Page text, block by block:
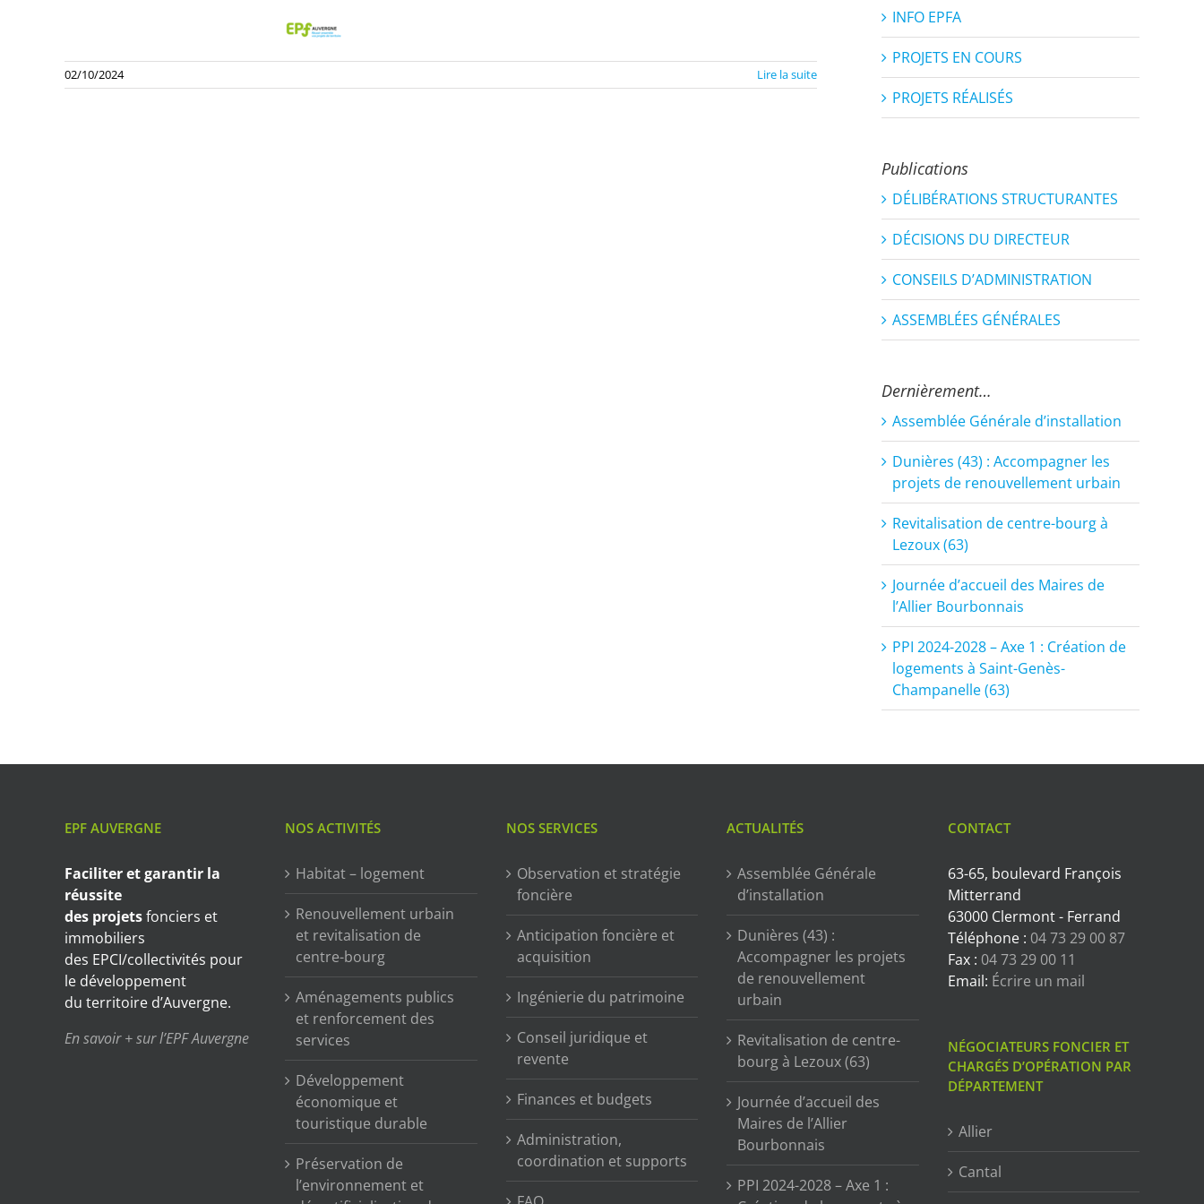
02/10/2024 Lire la suite
INFO EPFA
PROJETS EN COURS
PROJETS RÉALISÉS
Publications
DÉLIBÉRATIONS STRUCTURANTES
DÉCISIONS DU DIRECTEUR
CONSEILS D’ADMINISTRATION
ASSEMBLÉES GÉNÉRALES
Dernièrement…
Assemblée Générale d’installation
Dunières (43) : Accompagner les
projets de renouvellement urbain
Revitalisation de centre-bourg à
Lezoux (63)
Journée d’accueil des Maires de
l’Allier Bourbonnais
PPI 2024-2028 – Axe 1 : Création de
logements à Saint-Genès-
Champanelle (63)
EPF AUVERGNE
Faciliter et garantir la
réussite
des projetsfonciers et
immobiliers
des EPCI/collectivités pour
le développement
du territoire d’Auvergne.
En savoir + sur l’EPF Auvergne
NOS ACTIVITÉS
Habitat – logement
Renouvellement urbain
et revitalisation de
centre-bourg
Aménagements publics
et renforcement des
services
Développement
économique et
touristique durable
Préservation de
l’environnement et
NOS SERVICES
Observation et stratégie
foncière
Anticipation foncière et
acquisition
Ingénierie du patrimoine
Conseil juridique et
revente
Finances et budgets
Administration,
coordination et supports
ACTUALITÉS
Assemblée Générale
d’installation
Dunières (43) :
Accompagner les projets
de renouvellement
urbain
Revitalisation de centre-
bourg à Lezoux (63)
Journée d’accueil des
Maires de l’Allier
Bourbonnais
PPI 2024-2028 – Axe 1 :
CONTACT
63-65, boulevard François
Mitterrand
63000 Clermont - Ferrand
Téléphone : 04 73 29 00 87
Fax : 04 73 29 00 11
Email: Écrire un mail
NÉGOCIATEURS FONCIER ET
CHARGÉS D’OPÉRATION PAR
DÉPARTEMENT
Allier
Cantal